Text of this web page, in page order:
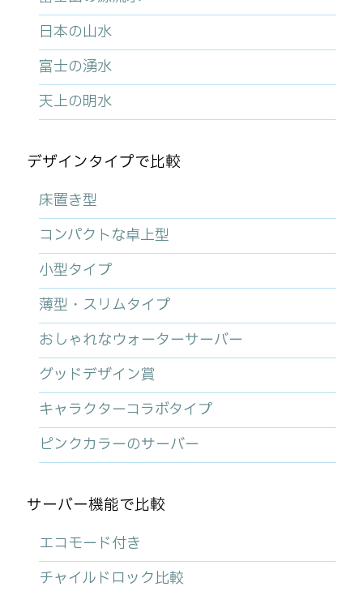
日本の山水
富士の湧水
天上の明水
デザインタイプで比較
床置き型
コンパクトな卓上型
小型タイプ
薄型・スリムタイプ
おしゃれなウォーターサーバー
グッドデザイン賞
キャラクターコラボタイプ
ピンクカラーのサーバー
サーバー機能で比較
エコモード付き
チャイルドロック比較